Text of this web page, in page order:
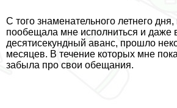
С того знаменательного летнего дня,
пообещала мне исполниться и даже
десятисекундный аванс, прошло
месяцев. В течение которых мне
забыла про свои обещания.